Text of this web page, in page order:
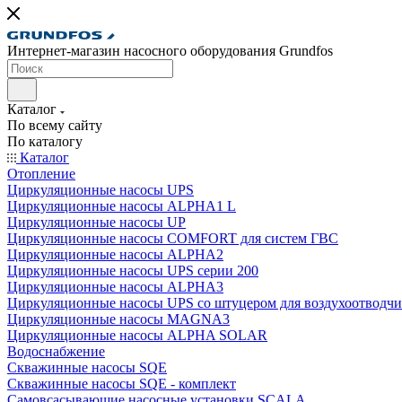
Интернет-магазин насосного оборудования Grundfos
Каталог
По всему сайту
По каталогу
Каталог
Отопление
Циркуляционные насосы UPS
Циркуляционные насосы ALPHA1 L
Циркуляционные насосы UP
Циркуляционные насосы COMFORT для систем ГВС
Циркуляционные насосы ALPHA2
Циркуляционные насосы UPS серии 200
Циркуляционные насосы ALPHA3
Циркуляционные насосы UPS со штуцером для
Циркуляционные насосы MAGNA3
Циркуляционные насосы ALPHA SOLAR
Водоснабжение
Скважинные насосы SQE
Скважинные насосы SQE - комплект